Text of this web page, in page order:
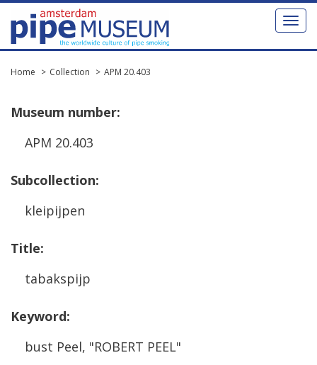
Toggle
Home Collection APM 20.403
Museum number:
APM 20.403
Subcollection:
kleipijpen
Title:
tabakspijp
Keyword:
bust Peel, "ROBERT PEEL"